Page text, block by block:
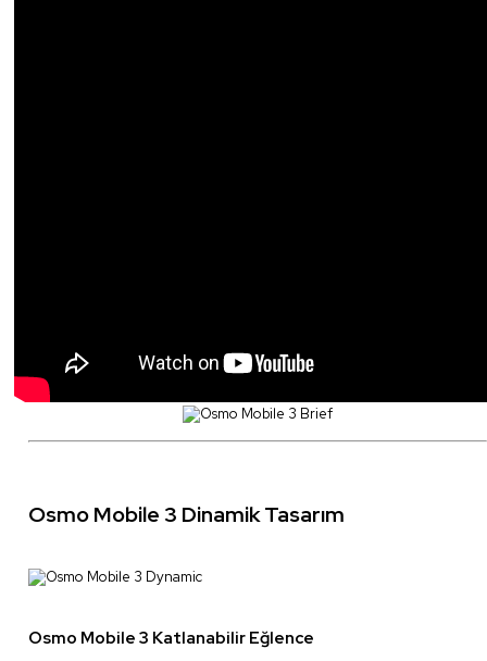
Osmo Mobile 3 Dinamik Tasarım
Osmo Mobile 3 Katlanabilir Eğlence